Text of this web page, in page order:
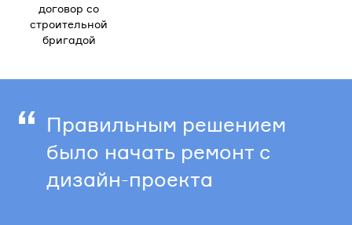
договор со
строительной
бригадой
“ Правильным решением
было начать ремонт с
дизайн-проекта